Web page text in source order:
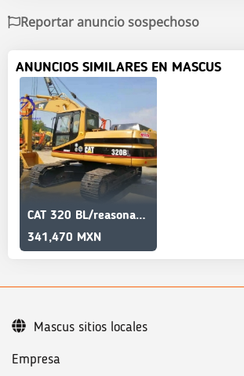
Reportar anuncio sospechoso
ANUNCIOS SIMILARES EN MASCUS
CAT 320 BL/reasonable price/for sales/cheap/Low price
341,470 MXN
Empresa
Mascus sitios locales